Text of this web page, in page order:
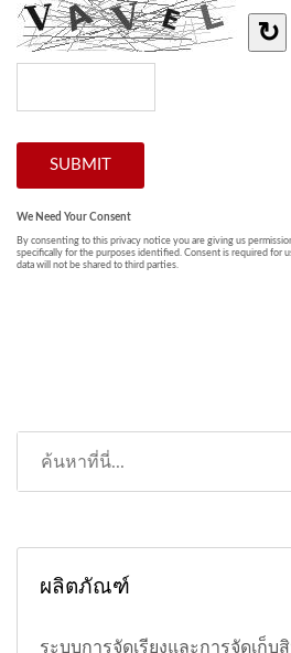
ผลิตภัณฑ์
ระบบการจัดเรียงและการจัดเก็บ